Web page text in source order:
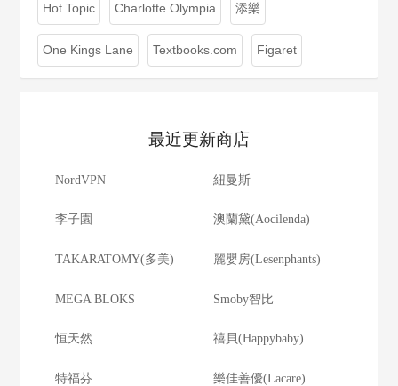
Hot Topic Charlotte Olympia 添樂
One Kings Lane Textbooks.com Figaret
最近更新商店
NordVPN 紐曼斯
李子園 澳蘭黛(Aocilenda)
TAKARATOMY(多美) 麗嬰房(Lesenphants)
MEGA BLOKS Smoby智比
恒天然 禧貝(Happybaby)
特福芬 樂佳善優(Lacare)